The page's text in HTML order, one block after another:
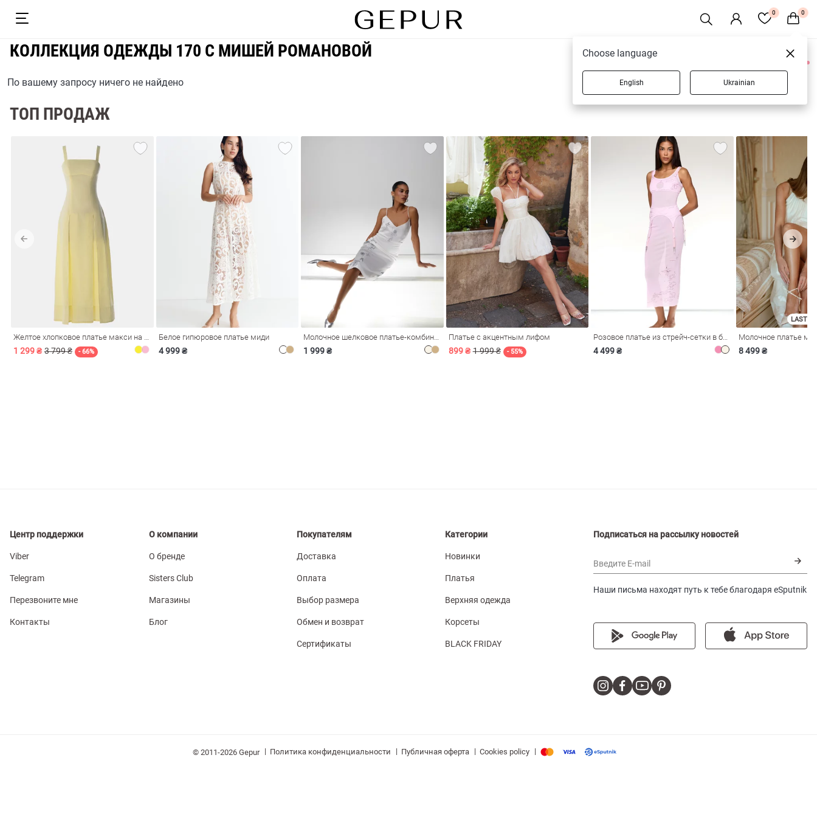
0 0
КОЛЛЕКЦИЯ ОДЕЖДЫ 170 С МИШЕЙ РОМАНОВОЙ
0 товаров
По вашему запросу ничего не найдено
ТОП ПРОДАЖ
1 299 ₴ 3 799 ₴ - 66%
Белое гипюровое платье миди
4 999 ₴ 1 999 ₴
Платье с акцентным лифом
899 ₴ 1 999 ₴ - 55% 4 499 ₴
LAST
8 499 ₴
Центр поддержки
Viber
Telegram
Перезвоните мне
Контакты
О компании
О бренде
Sisters Club
Магазины
Блог
Покупателям
Доставка
Оплата
Выбор размера
Обмен и возврат
Сертификаты
Категории
Новинки
Платья
Верхняя одежда
Корсеты
BLACK FRIDAY
Подписаться на рассылку новостей
Введите E-mail
Наши письма находят путь к тебе благодаря eSputnik
© 2011-2026 Gepur | Политика конфиденциальности | Публичная оферта | Cookies policy |
Choose language
English Ukrainian